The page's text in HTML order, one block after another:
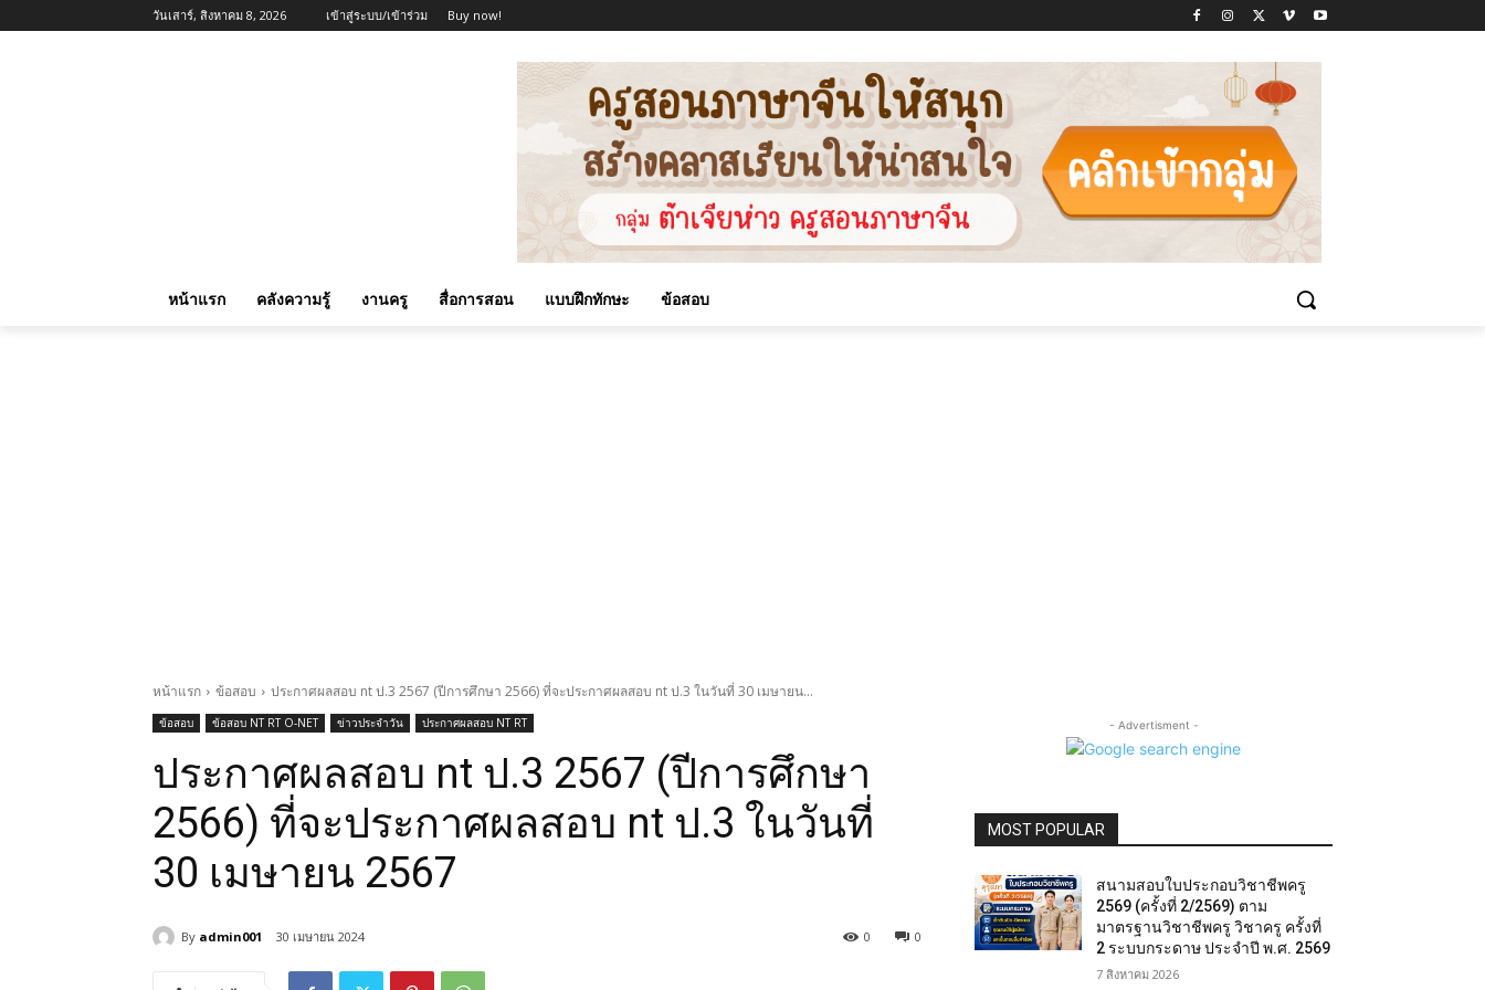
วันเสาร์, สิงหาคม 8, 2026 เข้าสู่ระบบ/เข้าร่วม Buy now!
หน้าแรก คลังความรู้ งานครู สื่อการสอน แบบฝึกทักษะ ข้อสอบ
หน้าแรก ข้อสอบ ประกาศผลสอบ nt ป.3 2567 (ปีการศึกษา 2566) ที่จะประกาศผลสอบ nt ป.3 ในวันที่ 30 เมษายน...
ข้อสอบ ข้อสอบ NT RT O-NET ข่าวประจำวัน ประกาศผลสอบ NT RT
ประกาศผลสอบ nt ป.3 2567 (ปีการศึกษา
2566) ที่จะประกาศผลสอบ nt ป.3 ในวันที่
30 เมษายน 2567
By admin001 30 เมษายน 2024 0
0
- Advertisment -
MOST POPULAR
สนามสอบใบประกอบวิชาชีพครู
2569 (ครั้งที่ 2/2569) ตาม
มาตรฐานวิชาชีพครู วิชาครู ครั้งที่
2 ระบบกระดาษ ประจำปี พ.ศ. 2569
7 สิงหาคม 2026